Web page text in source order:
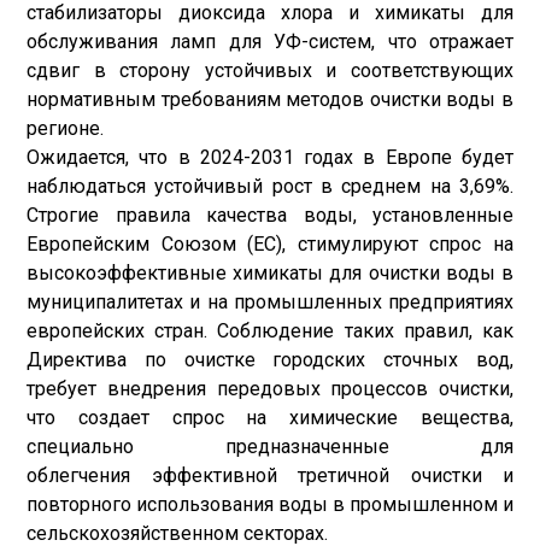
стабилизаторы диоксида хлора и химикаты для
обслуживания ламп для УФ-систем, что отражает
сдвиг в сторону устойчивых и соответствующих
нормативным требованиям методов очистки воды в
регионе.
Ожидается, что в 2024-2031 годах в Европе будет
наблюдаться устойчивый рост в среднем на 3,69%.
Строгие правила качества воды, установленные
Европейским Союзом (ЕС), стимулируют спрос на
высокоэффективные химикаты для очистки воды в
муниципалитетах и ​​на промышленных предприятиях
европейских стран. Соблюдение таких правил, как
Директива по очистке городских сточных вод,
требует внедрения передовых процессов очистки,
что создает спрос на химические вещества,
специально предназначенные для
облегчения эффективной третичной очистки и
повторного использования воды в промышленном и
сельскохозяйственном секторах.